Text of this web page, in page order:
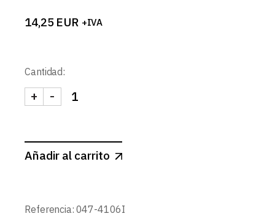
14,25 EUR +IVA
Cantidad:
CONECTOR L CARRIL TRIFASICO IZQUIERDA
-
+
Añadir al carrito
Referencia: 047-4106I